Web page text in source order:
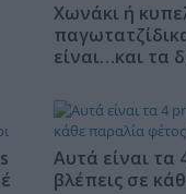
Χωνάκι ή
είναι…και τα
Αυτά είναι
βλέπεις σε